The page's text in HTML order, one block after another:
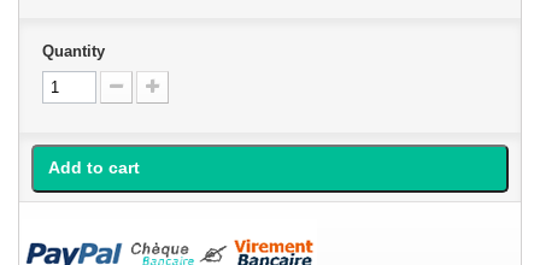
Quantity
Add to cart